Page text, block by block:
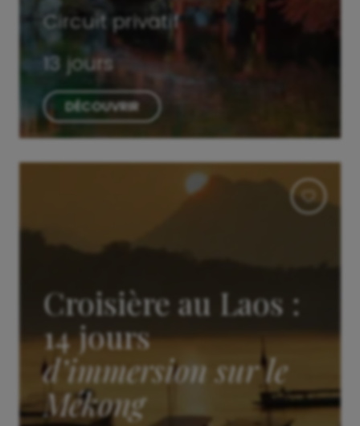
Circuit privatif
13 jours
DÉCOUVRIR
Croisière au Laos :
14 jours
d’immersion sur le
Mékong